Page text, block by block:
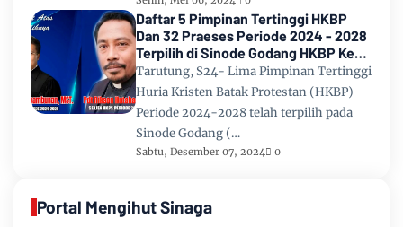
Daftar 5 Pimpinan Tertinggi HKBP
Dan 32 Praeses Periode 2024 - 2028
Terpilih di Sinode Godang HKBP Ke
67 Tahun 2024
Tarutung, S24- Lima Pimpinan Tertinggi
Huria Kristen Batak Protestan (HKBP)
Periode 2024-2028 telah terpilih pada
Sinode Godang (…
Sabtu, Desember 07, 2024 0
Portal Mengihut Sinaga